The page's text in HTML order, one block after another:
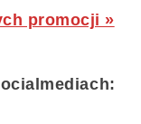
promocji »